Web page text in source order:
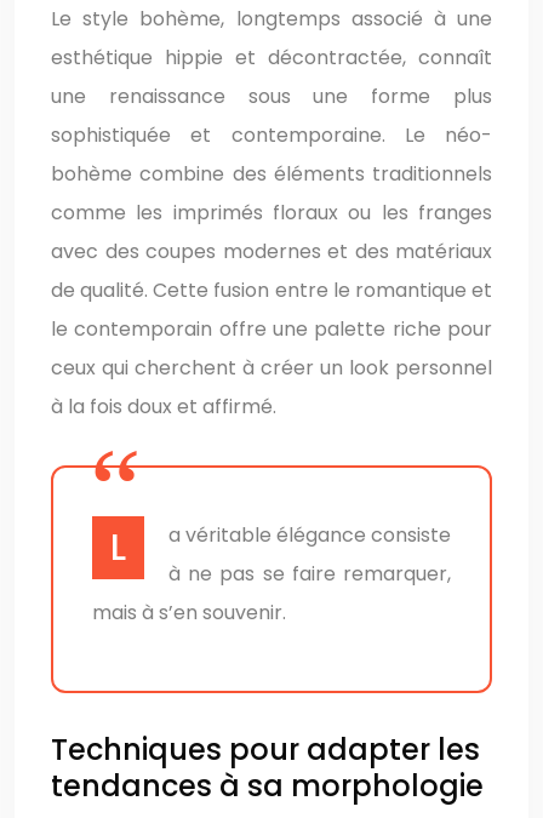
Le style bohème, longtemps associé à une
esthétique hippie et décontractée, connaît
une renaissance sous une forme plus
sophistiquée et contemporaine. Le néo-
bohème combine des éléments traditionnels
comme les imprimés floraux ou les franges
avec des coupes modernes et des matériaux
de qualité. Cette fusion entre le romantique et
le contemporain offre une palette riche pour
ceux qui cherchent à créer un look personnel
à la fois doux et affirmé.
La véritable élégance consiste
à ne pas se faire remarquer,
mais à s’en souvenir.
Techniques pour adapter les
tendances à sa morphologie